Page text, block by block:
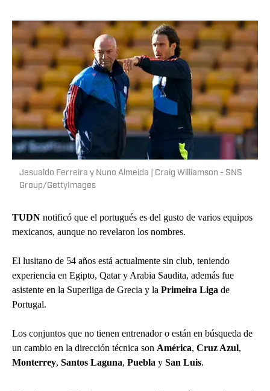
Jesualdo Ferreira y Nuno Almeida | Craig Williamson - SNS
Group/GettyImages
TUDN notificó que el portugués es del gusto de varios equipos
mexicanos, aunque no revelaron los nombres.
El lusitano de 54 años está actualmente sin club, teniendo
experiencia en Egipto, Qatar y Arabia Saudita, además fue
asistente en la Superliga de Grecia y la Primeira Liga de
Portugal.
Los conjuntos que no tienen entrenador o están en búsqueda de
un cambio en la dirección técnica son América, Cruz Azul,
Monterrey, Santos Laguna, Puebla y San Luis.